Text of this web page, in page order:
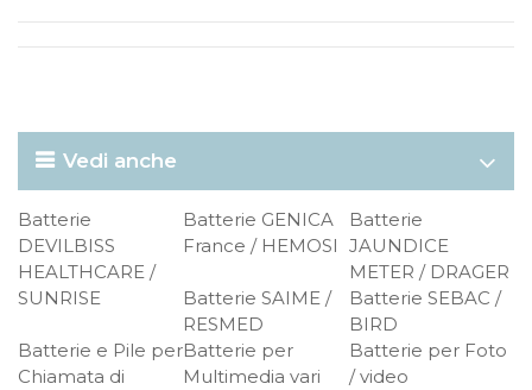
Vedi anche
Batterie
DEVILBISS
HEALTHCARE /
SUNRISE
Batterie GENICA
France / HEMOSI
Batterie
JAUNDICE
METER / DRAGER
Batterie SAIME /
RESMED
Batterie SEBAC /
BIRD
Batterie e Pile per
Chiamata di
Batterie per
Multimedia vari
Batterie per Foto
/ video